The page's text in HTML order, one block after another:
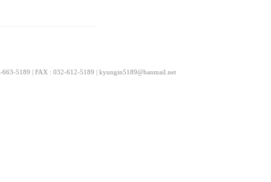
5189 | FAX : 032-612-5189 | kyungin5189@hanmail.net